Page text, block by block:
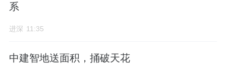
系
进深 11:35
中建智地送面积，捅破天花